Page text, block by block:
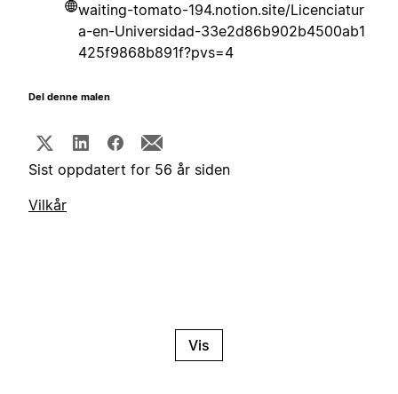
waiting-tomato-194.notion.site/Licenciatur
a-en-Universidad-33e2d86b902b4500ab1
425f9868b891f?pvs=4
Del denne malen
Sist oppdatert for 56 år siden
Vilkår
Vis